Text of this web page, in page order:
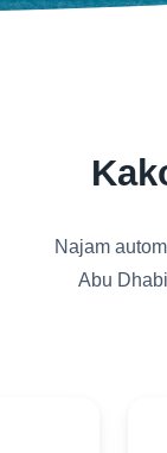
Najam
Abu